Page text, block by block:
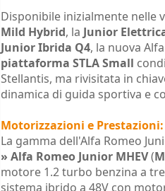
Disponibile inizialmente nelle
Mild Hybrid, la Junior
Junior Ibrida Q4, la nuova
piattaforma STLA Small
Stellantis, ma rivisitata in
dinamica di guida sportiva e
Motorizzazioni e
La gamma dell'Alfa Romeo
» Alfa Romeo Junior MHEV(
motore 1.2 turbo benzina a
sistema ibrido a 48V con